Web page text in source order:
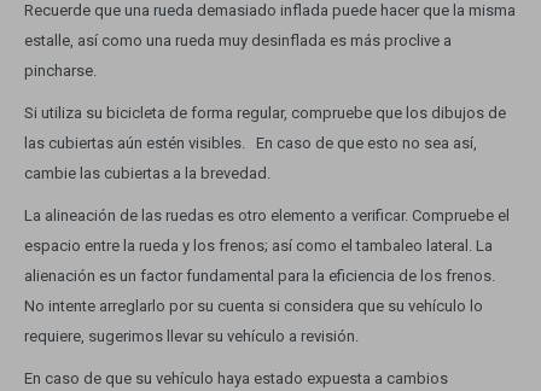
Recuerde que una rueda demasiado inflada puede hacer que la misma
estalle, así como una rueda muy desinflada es más proclive a
pincharse.
Si utiliza su bicicleta de forma regular, compruebe que los dibujos de
las cubiertas aún estén visibles. En caso de que esto no sea así,
cambie las cubiertas a la brevedad.
La alineación de las ruedas es otro elemento a verificar. Compruebe el
espacio entre la rueda y los frenos; así como el tambaleo lateral. La
alienación es un factor fundamental para la eficiencia de los frenos.
No intente arreglarlo por su cuenta si considera que su vehículo lo
requiere, sugerimos llevar su vehículo a revisión.
En caso de que su vehículo haya estado expuesta a cambios